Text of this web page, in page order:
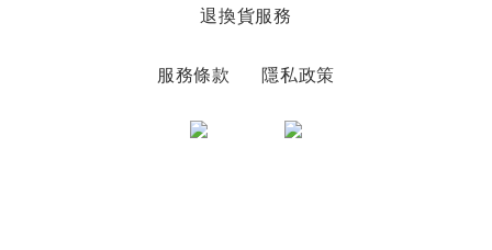
退換貨服務
服務條款 隱私政策